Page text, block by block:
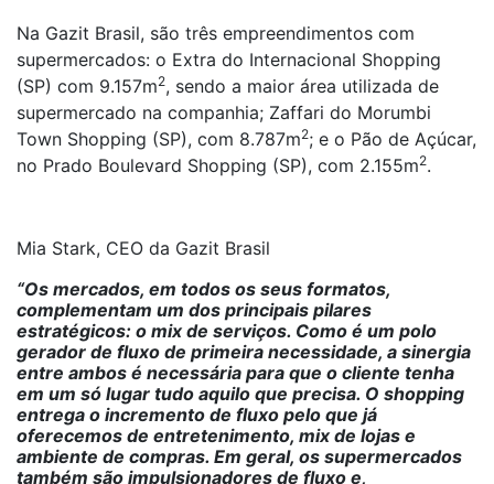
Na Gazit Brasil, são três empreendimentos com
supermercados: o Extra do Internacional Shopping
(SP) com 9.157m2, sendo a maior área utilizada de
supermercado na companhia; Zaffari do Morumbi
Town Shopping (SP), com 8.787m2; e o Pão de Açúcar,
no Prado Boulevard Shopping (SP), com 2.155m2.
Mia Stark, CEO da Gazit Brasil
“Os mercados, em todos os seus formatos,
complementam um dos principais pilares
estratégicos: o mix de serviços. Como é um polo
gerador de fluxo de primeira necessidade, a sinergia
entre ambos é necessária para que o cliente tenha
em um só lugar tudo aquilo que precisa. O shopping
entrega o incremento de fluxo pelo que já
oferecemos de entretenimento, mix de lojas e
ambiente de compras. Em geral, os supermercados
também são impulsionadores de fluxo e,